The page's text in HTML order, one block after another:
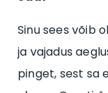
Sinu sees võib
ja vajadus
pinget, sest sa